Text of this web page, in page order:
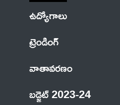
ఉద్యోగాలు
ట్రెండింగ్
వాతావరణం
బడ్జెట్ 2023-24